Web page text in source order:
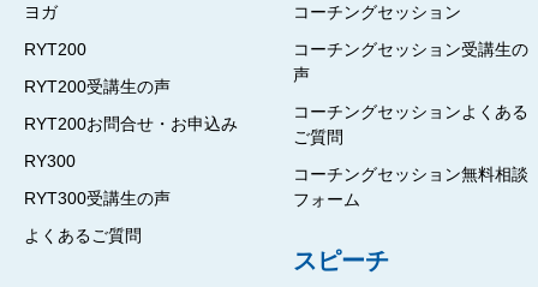
ヨガ
RYT200
RYT200受講生の声
RYT200お問合せ・お申込み
RY300
RYT300受講生の声
よくあるご質問
コーチングセッション
コーチングセッション受講生の
声
コーチングセッションよくある
ご質問
コーチングセッション無料相談
フォーム
スピーチ